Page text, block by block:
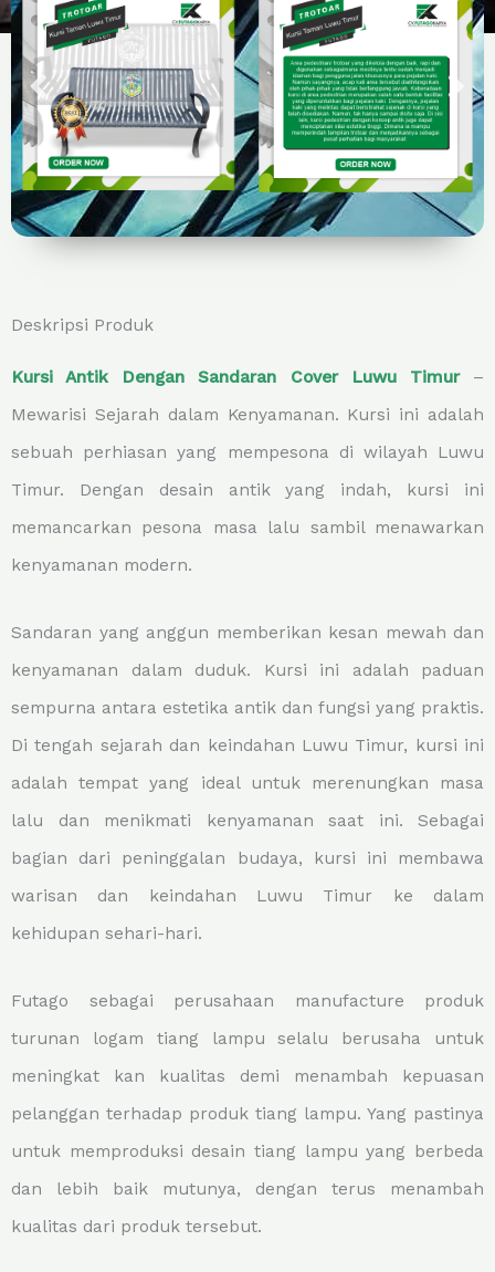
Deskripsi Produk
Kursi Antik Dengan Sandaran Cover Luwu Timur
–
Mewarisi Sejarah dalam Kenyamanan. Kursi ini adalah
sebuah perhiasan yang mempesona di wilayah Luwu
Timur. Dengan desain antik yang indah, kursi ini
memancarkan pesona masa lalu sambil menawarkan
kenyamanan modern.
Sandaran yang anggun memberikan kesan mewah dan
kenyamanan dalam duduk. Kursi ini adalah paduan
sempurna antara estetika antik dan fungsi yang praktis.
Di tengah sejarah dan keindahan Luwu Timur, kursi ini
adalah tempat yang ideal untuk merenungkan masa
lalu dan menikmati kenyamanan saat ini. Sebagai
bagian dari peninggalan budaya, kursi ini membawa
warisan dan keindahan Luwu Timur ke dalam
kehidupan sehari-hari.
Futago sebagai perusahaan manufacture produk
turunan logam tiang lampu selalu berusaha untuk
meningkat kan kualitas demi menambah kepuasan
pelanggan terhadap produk tiang lampu. Yang pastinya
untuk memproduksi desain tiang lampu yang berbeda
dan lebih baik mutunya, dengan terus menambah
kualitas dari produk tersebut.